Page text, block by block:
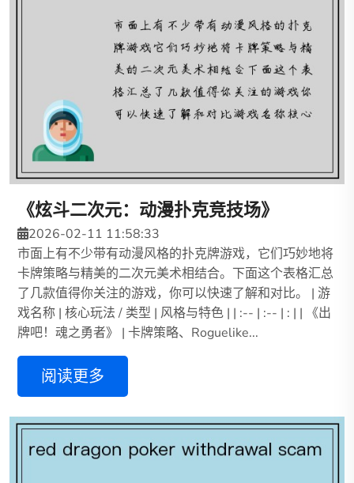
《炫斗二次元：动漫扑克竞技场》
2026-02-11 11:58:33
市面上有不少带有动漫风格的扑克牌游戏，它们巧妙地将
卡牌策略与精美的二次元美术相结合。下面这个表格汇总
了几款值得你关注的游戏，你可以快速了解和对比。 | 游
戏名称 | 核心玩法 / 类型 | 风格与特色 | | :-- | :-- | : | | 《出
牌吧！魂之勇者》 | 卡牌策略、Roguelike...
阅读更多